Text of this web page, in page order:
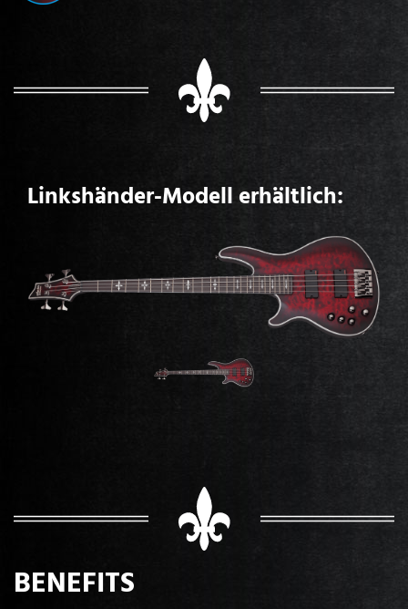
Linkshänder-Modell erhältlich:
BENEFITS